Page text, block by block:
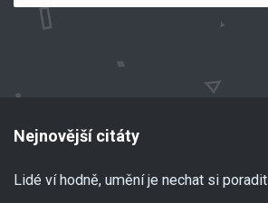
Nejnovější citáty
Lidé ví hodně, umění je nechat si poradit